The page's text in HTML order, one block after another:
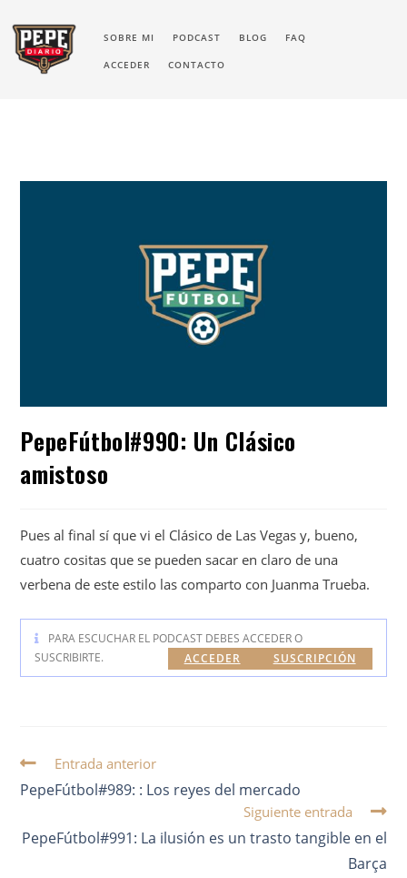
SOBRE MI PODCAST BLOG FAQ
ACCEDER CONTACTO
PepeFútbol#990: Un Clásico
amistoso
Pues al final sí que vi el Clásico de Las Vegas y, bueno,
cuatro cositas que se pueden sacar en claro de una
verbena de este estilo las comparto con Juanma Trueba.
PARA ESCUCHAR EL PODCAST DEBES ACCEDER O
SUSCRIBIRTE.
SUSCRIPCIÓN
ACCEDER
Entrada anterior
PepeFútbol#989: : Los reyes del mercado
Siguiente entrada
PepeFútbol#991: La ilusión es un trasto tangible en el
Barça